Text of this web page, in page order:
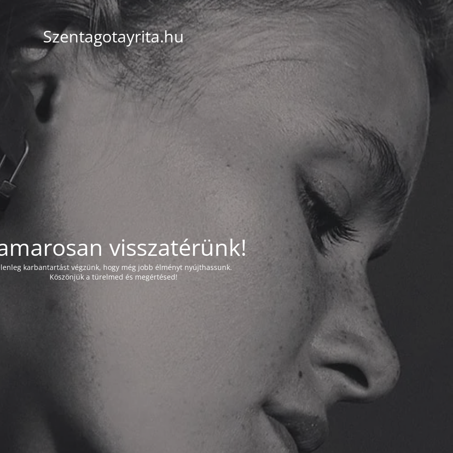
Szentagotayrita.hu
visszatérünk!
karbantartást végzünk, hogy még jobb élményt nyújthassunk.
Köszönjük a türelmed és megértésed!